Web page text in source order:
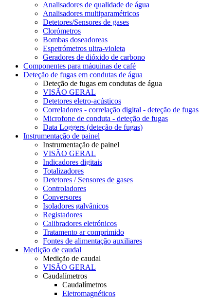
Analisadores de qualidade de água
Analisadores multiparamétricos
Detetores/Sensores de gases
Clorómetros
Bombas doseadoreas
Espetrómetros ultra-violeta
Geradores de dióxido de carbono
Componentes para máquinas de café
Deteção de fugas em condutas de água
Deteção de fugas em condutas de água
VISÃO GERAL
Detetores eletro-acústicos
Correladores - correlação digital - deteção de fugas
Microfone de conduta - deteção de fugas
Data Loggers (deteção de fugas)
Instrumentação de painel
Instrumentação de painel
VISÃO GERAL
Indicadores digitais
Totalizadores
Detetores / Sensores de gases
Controladores
Conversores
Isoladores galvânicos
Registadores
Calibradores eletrónicos
Tratamento ar comprimido
Fontes de alimentação auxiliares
Medição de caudal
Medição de caudal
VISÃO GERAL
Caudalímetros
Caudalímetros
Eletromagnéticos